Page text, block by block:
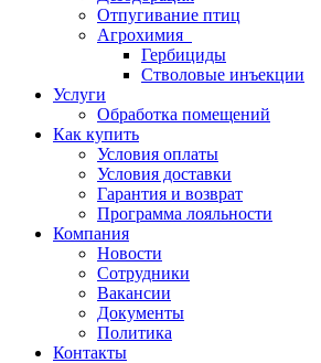
Отпугивание птиц
Агрохимия
Гербициды
Стволовые инъекции
Услуги
Обработка помещений
Как купить
Условия оплаты
Условия доставки
Гарантия и возврат
Программа лояльности
Компания
Новости
Сотрудники
Вакансии
Документы
Политика
Контакты